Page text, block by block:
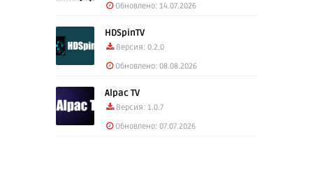
Обновлено: 14.07.2026
HDSpinTV
Версия: 0.2.0
Обновлено: 08.08.2026
Alpac TV
Версия: 1.0.7
Обновлено: 07.07.2026